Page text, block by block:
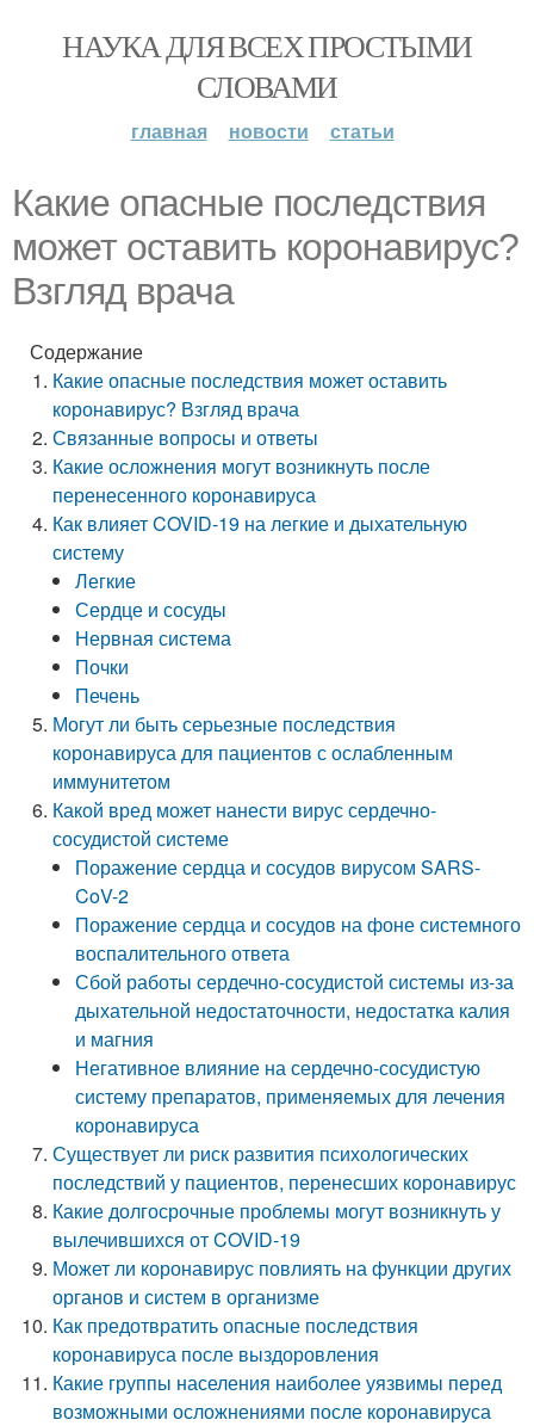
НАУКА ДЛЯ ВСЕХ ПРОСТЫМИ
СЛОВАМИ
главная новости статьи
Какие опасные последствия
может оставить коронавирус?
Взгляд врача
Содержание
Какие опасные последствия может оставить
коронавирус? Взгляд врача
Связанные вопросы и ответы
Какие осложнения могут возникнуть после
перенесенного коронавируса
Как влияет COVID-19 на легкие и дыхательную
систему
Легкие
Сердце и сосуды
Нервная система
Почки
Печень
Могут ли быть серьезные последствия
коронавируса для пациентов с ослабленным
иммунитетом
Какой вред может нанести вирус сердечно-
сосудистой системе
Поражение сердца и сосудов вирусом SARS-
CoV-2
Поражение сердца и сосудов на фоне системного
воспалительного ответа
Сбой работы сердечно-сосудистой системы из-за
дыхательной недостаточности, недостатка калия
и магния
Негативное влияние на сердечно-сосудистую
систему препаратов, применяемых для лечения
коронавируса
Существует ли риск развития психологических
последствий у пациентов, перенесших коронавирус
Какие долгосрочные проблемы могут возникнуть у
вылечившихся от COVID-19
Может ли коронавирус повлиять на функции других
органов и систем в организме
Как предотвратить опасные последствия
коронавируса после выздоровления
Какие группы населения наиболее уязвимы перед
возможными осложнениями после коронавируса